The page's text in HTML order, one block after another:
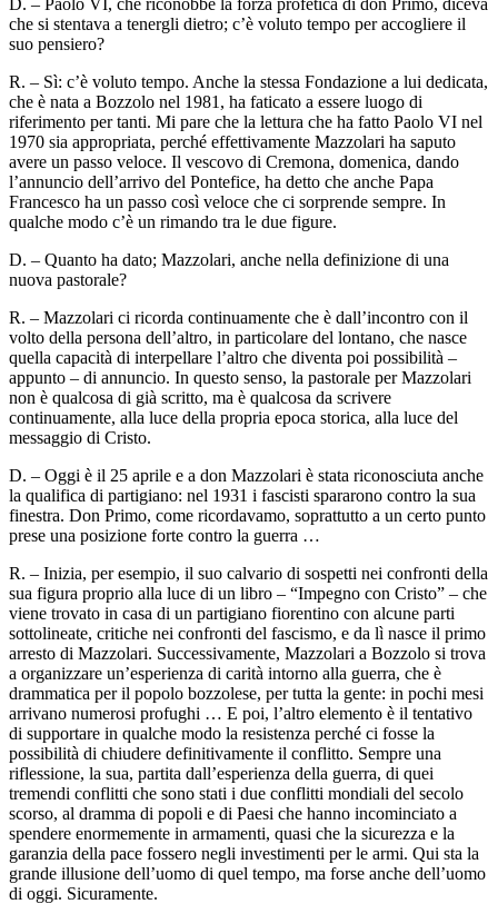
che si stentava a tenergli dietro; c’è voluto tempo per accogliere il
suo pensiero?
R. – Sì: c’è voluto tempo. Anche la stessa Fondazione a lui dedicata,
che è nata a Bozzolo nel 1981, ha faticato a essere luogo di
riferimento per tanti. Mi pare che la lettura che ha fatto Paolo VI nel
1970 sia appropriata, perché effettivamente Mazzolari ha saputo
avere un passo veloce. Il vescovo di Cremona, domenica, dando
l’annuncio dell’arrivo del Pontefice, ha detto che anche Papa
Francesco ha un passo così veloce che ci sorprende sempre. In
qualche modo c’è un rimando tra le due figure.
D. – Quanto ha dato; Mazzolari, anche nella definizione di una
nuova pastorale?
R. – Mazzolari ci ricorda continuamente che è dall’incontro con il
volto della persona dell’altro, in particolare del lontano, che nasce
quella capacità di interpellare l’altro che diventa poi possibilità –
appunto – di annuncio. In questo senso, la pastorale per Mazzolari
non è qualcosa di già scritto, ma è qualcosa da scrivere
continuamente, alla luce della propria epoca storica, alla luce del
messaggio di Cristo.
D. – Oggi è il 25 aprile e a don Mazzolari è stata riconosciuta anche
la qualifica di partigiano: nel 1931 i fascisti spararono contro la sua
finestra. Don Primo, come ricordavamo, soprattutto a un certo punto
prese una posizione forte contro la guerra …
R. – Inizia, per esempio, il suo calvario di sospetti nei confronti della
sua figura proprio alla luce di un libro – “Impegno con Cristo” – che
viene trovato in casa di un partigiano fiorentino con alcune parti
sottolineate, critiche nei confronti del fascismo, e da lì nasce il primo
arresto di Mazzolari. Successivamente, Mazzolari a Bozzolo si trova
a organizzare un’esperienza di carità intorno alla guerra, che è
drammatica per il popolo bozzolese, per tutta la gente: in pochi mesi
arrivano numerosi profughi … E poi, l’altro elemento è il tentativo
di supportare in qualche modo la resistenza perché ci fosse la
possibilità di chiudere definitivamente il conflitto. Sempre una
riflessione, la sua, partita dall’esperienza della guerra, di quei
tremendi conflitti che sono stati i due conflitti mondiali del secolo
scorso, al dramma di popoli e di Paesi che hanno incominciato a
spendere enormemente in armamenti, quasi che la sicurezza e la
garanzia della pace fossero negli investimenti per le armi. Qui sta la
grande illusione dell’uomo di quel tempo, ma forse anche dell’uomo
di oggi. Sicuramente.